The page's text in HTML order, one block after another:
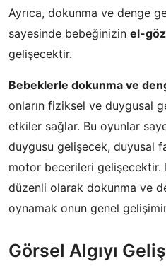
Ayrıca, dokunma ve denge
sayesinde bebeğinizin el-
gelişecektir.
Bebeklerle dokunma ve
onların fiziksel ve duygusal
etkiler sağlar. Bu oyunlar
duygusu gelişecek, duyusal
motor becerileri gelişecektir.
düzenli olarak dokunma ve
oynamak onun genel
Görsel Algıyı